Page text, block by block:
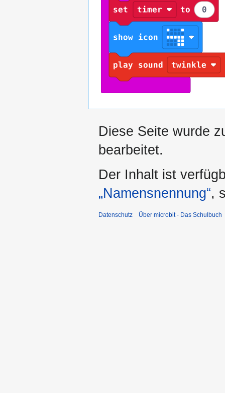
Diese Seite wurde
bearbeitet.
Der Inhalt ist
„Namensnennung“,
Datenschutz Über microbit - Das Schulbuch